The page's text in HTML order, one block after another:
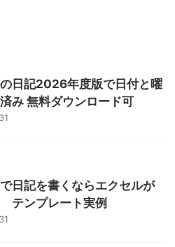
日記2026年度版で日付と曜
み 無料ダウンロード可
日記を書くならエクセルが
テンプレート実例